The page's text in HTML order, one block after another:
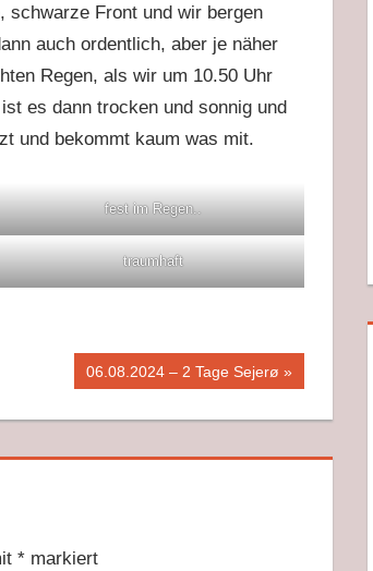
schwarze Front und wir bergen
auch ordentlich, aber je näher
Regen, als wir um 10.50 Uhr
es dann trocken und sonnig und
und bekommt kaum was mit.
fest im Regen..
traumhaft
Nächster
06.08.2024 – 2 Tage Sejerø
*markiert